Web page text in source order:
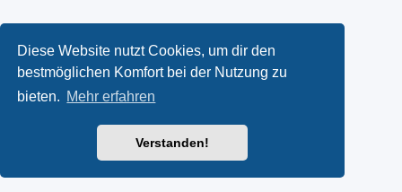
Diese Website nutzt Cookies, um dir den
bestmöglichen Komfort bei der Nutzung zu
bieten. Mehr erfahren
Verstanden!